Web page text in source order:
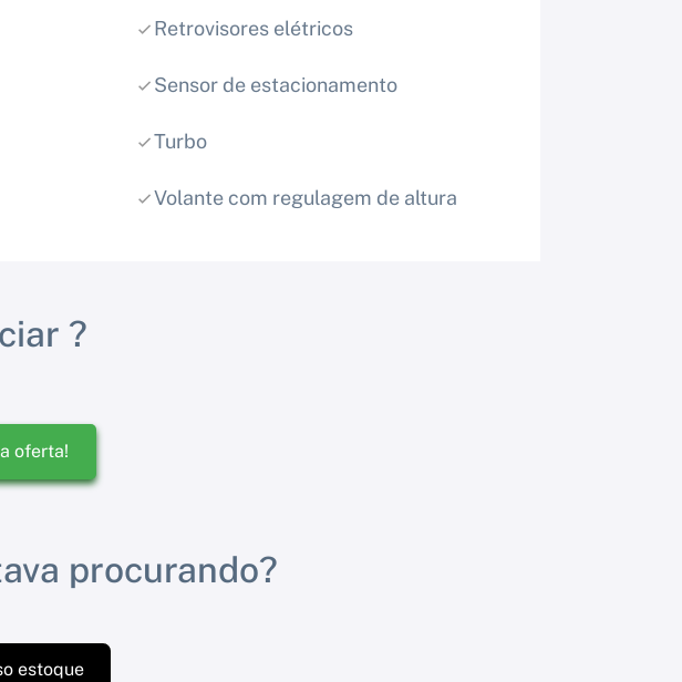
Retrovisores elétricos
Sensor de estacionamento
Turbo
Volante com regulagem de altura
?
oferta!
procurando?
estoque